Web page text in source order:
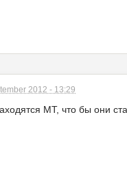
2012 - 13:29
МТ, что бы они